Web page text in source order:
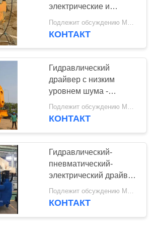
15
электрические и
стальные специальные
конструкции
Подлежит обсуждению MOQ:1
КОНТАКТ
Гидравлический
драйвер с низким
уровнем шума -
диаметр 1200 мм и
эффективная
Подлежит обсуждению MOQ:1
КОНТАКТ
Гидравлический-
пневматический-
электрический драйвер
для сборки грунта -
устойчивый к ударам и
Подлежит обсуждению MOQ:1
КОНТАКТ